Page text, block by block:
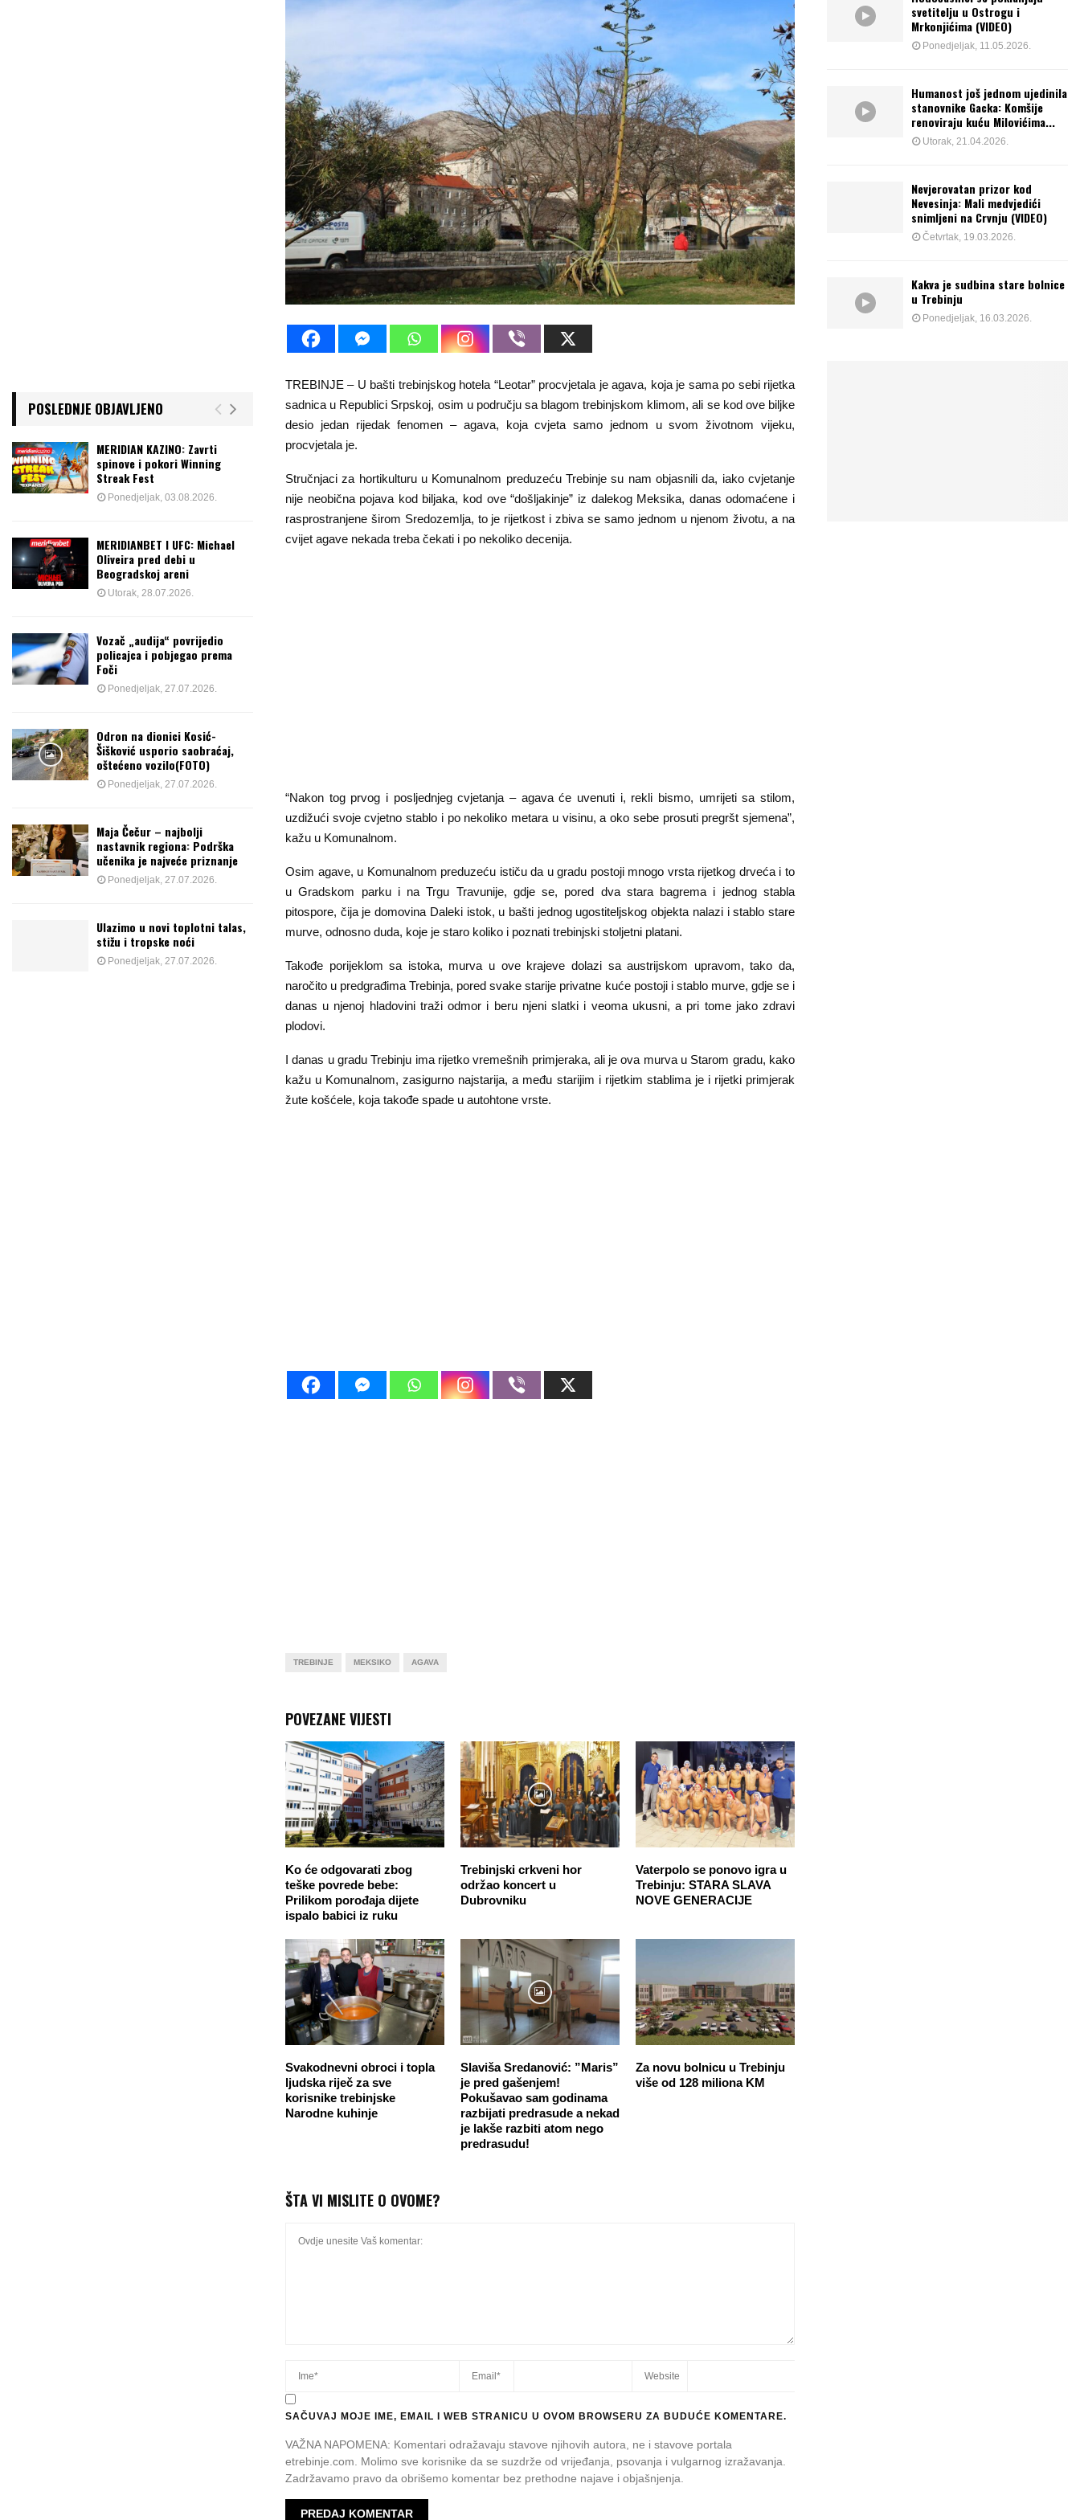
TREBINJE – U bašti trebinjskog hotela “Leotar” procvjetala je agava, koja je sama po sebi rijetka
sadnica u Republici Srpskoj, osim u području sa blagom trebinjskom klimom, ali se kod ove biljke
desio jedan rijedak fenomen – agava, koja cvjeta samo jednom u svom životnom vijeku,
procvjetala je.
Stručnjaci za hortikulturu u Komunalnom preduzeću Trebinje su nam objasnili da, iako cvjetanje
nije neobična pojava kod biljaka, kod ove “došljakinje” iz dalekog Meksika, danas odomaćene i
rasprostranjene širom Sredozemlja, to je rijetkost i zbiva se samo jednom u njenom životu, a na
cvijet agave nekada treba čekati i po nekoliko decenija.
“Nakon tog prvog i posljednjeg cvjetanja – agava će uvenuti i, rekli bismo, umrijeti sa stilom,
uzdižući svoje cvjetno stablo i po nekoliko metara u visinu, a oko sebe prosuti pregršt sjemena”,
kažu u Komunalnom.
Osim agave, u Komunalnom preduzeću ističu da u gradu postoji mnogo vrsta rijetkog drveća i to
u Gradskom parku i na Trgu Travunije, gdje se, pored dva stara bagrema i jednog stabla
pitospore, čija je domovina Daleki istok, u bašti jednog ugostiteljskog objekta nalazi i stablo stare
murve, odnosno duda, koje je staro koliko i poznati trebinjski stoljetni platani.
Takođe porijeklom sa istoka, murva u ove krajeve dolazi sa austrijskom upravom, tako da,
naročito u predgrađima Trebinja, pored svake starije privatne kuće postoji i stablo murve, gdje se i
danas u njenoj hladovini traži odmor i beru njeni slatki i veoma ukusni, a pri tome jako zdravi
plodovi.
I danas u gradu Trebinju ima rijetko vremešnih primjeraka, ali je ova murva u Starom gradu, kako
kažu u Komunalnom, zasigurno najstarija, a među starijim i rijetkim stablima je i rijetki primjerak
žute košćele, koja takođe spade u autohtone vrste.
TREBINJE MEKSIKO AGAVA
POVEZANE VIJESTI
Ko će odgovarati zbog
teške povrede bebe:
Prilikom porođaja dijete
ispalo babici iz ruku
Trebinjski crkveni hor
održao koncert u
Dubrovniku
Vaterpolo se ponovo igra u
Trebinju: STARA SLAVA
NOVE GENERACIJE
Svakodnevni obroci i topla
ljudska riječ za sve
korisnike trebinjske
Narodne kuhinje
Slaviša Sredanović: ”Maris”
je pred gašenjem!
Pokušavao sam godinama
razbijati predrasude a nekad
je lakše razbiti atom nego
predrasudu!
Za novu bolnicu u Trebinju
više od 128 miliona KM
ŠTA VI MISLITE O OVOME?
SAČUVAJ MOJE IME, EMAIL I WEB STRANICU U OVOM BROWSERU ZA BUDUĆE KOMENTARE.
VAŽNA NAPOMENA: Komentari odražavaju stavove njihovih autora, ne i stavove portala
etrebinje.com. Molimo sve korisnike da se suzdrže od vrijeđanja, psovanja i vulgarnog izražavanja.
Zadržavamo pravo da obrišemo komentar bez prethodne najave i objašnjenja.
POSLEDNJE OBJAVLJENO
MERIDIAN KAZINO: Zavrti
spinove i pokori Winning
Streak Fest
Ponedjeljak, 03.08.2026.
MERIDIANBET I UFC: Michael
Oliveira pred debi u
Beogradskoj areni
Utorak, 28.07.2026.
Vozač „audija“ povrijedio
policajca i pobjegao prema
Foči
Ponedjeljak, 27.07.2026.
Odron na dionici Kosić-
Šišković usporio saobraćaj,
oštećeno vozilo(FOTO)
Ponedjeljak, 27.07.2026.
Maja Čečur – najbolji
nastavnik regiona: Podrška
učenika je najveće priznanje
Ponedjeljak, 27.07.2026.
Ulazimo u novi toplotni talas,
stižu i tropske noći
Ponedjeljak, 27.07.2026.
svetitelju u Ostrogu i
Mrkonjićima (VIDEO)
Ponedjeljak, 11.05.2026.
Humanost još jednom ujedinila
stanovnike Gacka: Komšije
renoviraju kuću Milovićima...
Utorak, 21.04.2026.
Nevjerovatan prizor kod
Nevesinja: Mali medvjedići
snimljeni na Crvnju (VIDEO)
Četvrtak, 19.03.2026.
Kakva je sudbina stare bolnice
u Trebinju
Ponedjeljak, 16.03.2026.